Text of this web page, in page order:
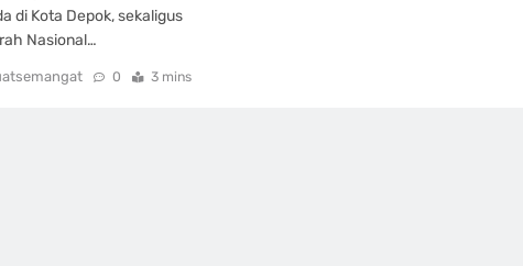
di Kota Depok, sekaligus
Nasional…
0 3 mins